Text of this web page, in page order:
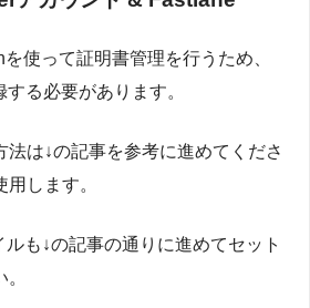
使って証明書管理を行うため、
る必要があります。
法は↓の記事を参考に進めてくださ
用します。
も↓の記事の通りに進めてセット